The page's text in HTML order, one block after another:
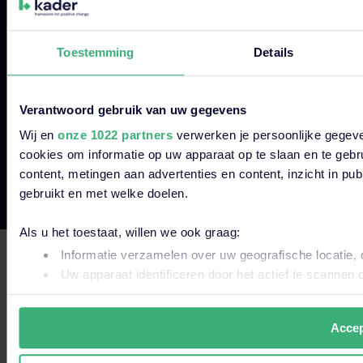
Toestemming Details
Verantwoord gebruik van uw gegevens
Wij en onze 1022 partnersverwerken je persoonlijke
cookies om informatie op uw apparaat op te slaan en te
content, metingen aan advertenties en content, inzicht in
gebruikt en met welke doelen.
Als u het toestaat, willen we ook graag:
Informatie verzamelen over uw geografische
Uw apparaat identificeren door het actief te
Lees meer over hoe uw persoonlijke gegevens worden
Wij gebruiken altijd functionele en analytische cookies.
© 2026 Kader Group.
Disclaimer
Cookies & Cookiebeleid
Algemene Voorwaarden
Vulnerability Disclosure Policy
Er zijn geen suggesties want het zoekveld is